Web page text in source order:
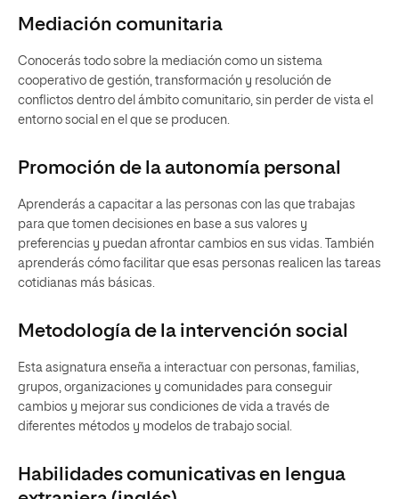
Mediación comunitaria
Conocerás todo sobre la mediación como un sistema
cooperativo de gestión, transformación y resolución de
conflictos dentro del ámbito comunitario, sin perder de vista el
entorno social en el que se producen.
Promoción de la autonomía personal
Aprenderás a capacitar a las personas con las que trabajas
para que tomen decisiones en base a sus valores y
preferencias y puedan afrontar cambios en sus vidas. También
aprenderás cómo facilitar que esas personas realicen las tareas
cotidianas más básicas.
Metodología de la intervención social
Esta asignatura enseña a interactuar con personas, familias,
grupos, organizaciones y comunidades para conseguir
cambios y mejorar sus condiciones de vida a través de
diferentes métodos y modelos de trabajo social.
Habilidades comunicativas en lengua